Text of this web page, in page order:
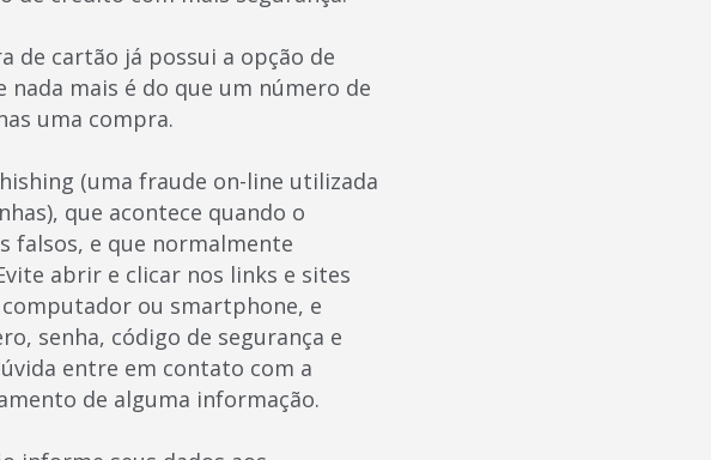
de cartão já possui a opção de
mais é do que um número de
uma compra.
(uma fraude on-line utilizada
que acontece quando o
falsos, e que normalmente
abrir e clicar nos links e sites
ou smartphone, e
senha, código de segurança e
entre em contato com a
de alguma informação.